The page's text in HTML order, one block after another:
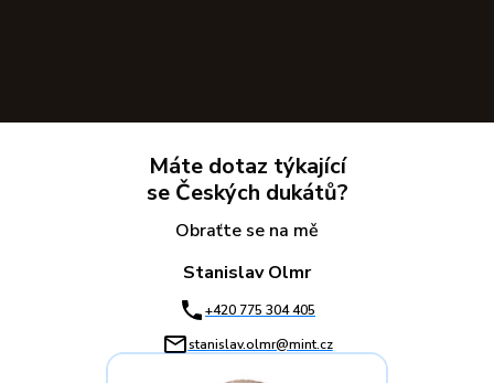
Máte dotaz týkající
se Českých dukátů?
Obraťte se na mě
Stanislav Olmr
+420 775 304 405
stanislav.olmr@mint.cz